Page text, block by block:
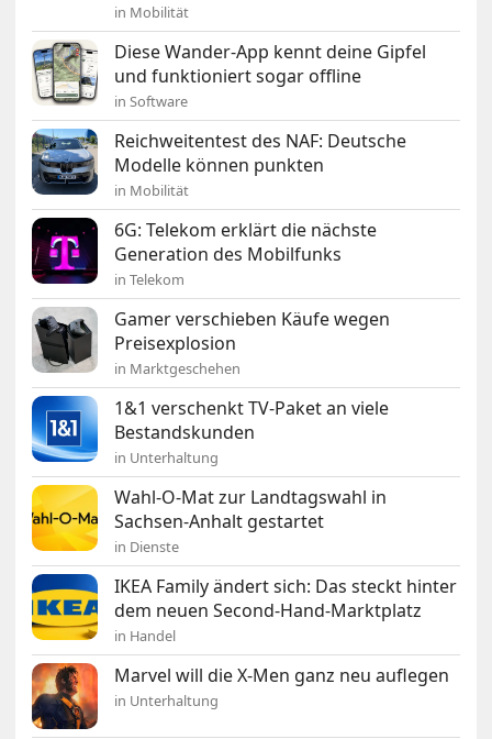
in Mobilität
Diese Wander-App kennt deine Gipfel
und funktioniert sogar offline
in Software
Reichweitentest des NAF: Deutsche
Modelle können punkten
in Mobilität
6G: Telekom erklärt die nächste
Generation des Mobilfunks
in Telekom
Gamer verschieben Käufe wegen
Preisexplosion
in Marktgeschehen
1&1 verschenkt TV-Paket an viele
Bestandskunden
in Unterhaltung
Wahl-O-Mat zur Landtagswahl in
Sachsen-Anhalt gestartet
in Dienste
IKEA Family ändert sich: Das steckt hinter
dem neuen Second-Hand-Marktplatz
in Handel
Marvel will die X-Men ganz neu auflegen
in Unterhaltung